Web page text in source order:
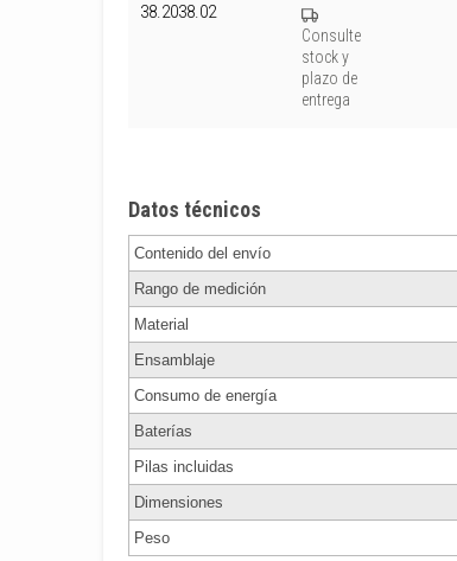
38.2038.02
Consulte
stock y
plazo de
entrega
Datos técnicos
Contenido del envío
Rango de medición
Material
Ensamblaje
Consumo de energía
Baterías
Pilas incluidas
Dimensiones
Peso